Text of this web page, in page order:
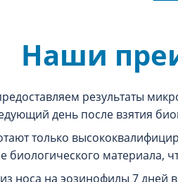
Наши
результаты
день после взятия
только
биологического материала,
носа на эозинофилы 7 дней